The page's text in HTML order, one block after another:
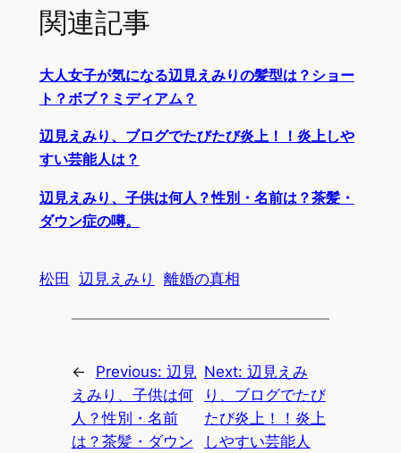
関連記事
大人女子が気になる辺見えみりの髪型は？ショー
ト？ボブ？ミディアム？
辺見えみり、ブログでたびたび炎上！！炎上しや
すい芸能人は？
辺見えみり、子供は何人？性別・名前は？茶髪・
ダウン症の噂。
松田 辺見えみり 離婚の真相
← Previous: 辺見
えみり、子供は何
人？性別・名前
は？茶髪・ダウン
Next: 辺見えみ
り、ブログでたび
たび炎上！！炎上
しやすい芸能人